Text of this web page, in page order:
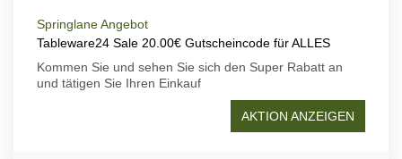
Springlane Angebot
Tableware24 Sale 20.00€ Gutscheincode für ALLES
Kommen Sie und sehen Sie sich den Super Rabatt an
und tätigen Sie Ihren Einkauf
AKTION ANZEIGEN